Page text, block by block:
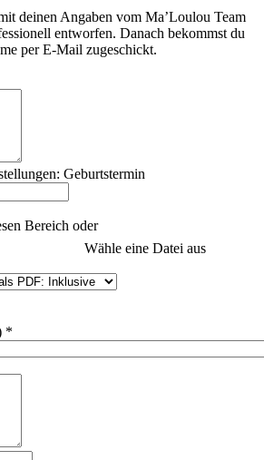
deinen Angaben vom Ma’Loulou Team
entworfen. Danach bekommst du
per E-Mail zugeschickt.
Geburtstermin
Bereich oder
Wähle eine Datei aus
*